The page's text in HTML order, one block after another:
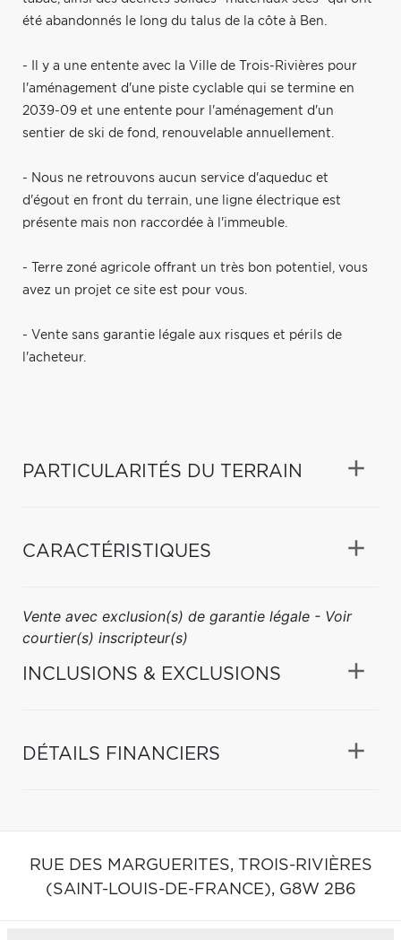
été abandonnés le long du talus de la côte à Ben.
- Il y a une entente avec la Ville de Trois-Rivières pour
l'aménagement d'une piste cyclable qui se termine en
2039-09 et une entente pour l'aménagement d'un
sentier de ski de fond, renouvelable annuellement.
- Nous ne retrouvons aucun service d'aqueduc et
d'égout en front du terrain, une ligne électrique est
présente mais non raccordée à l'immeuble.
- Terre zoné agricole offrant un très bon potentiel, vous
avez un projet ce site est pour vous.
- Vente sans garantie légale aux risques et périls de
l'acheteur.
PARTICULARITÉS DU TERRAIN
CARACTÉRISTIQUES
Vente avec exclusion(s) de garantie légale - Voir
courtier(s) inscripteur(s)
INCLUSIONS & EXCLUSIONS
DÉTAILS FINANCIERS
RUE DES MARGUERITES, TROIS-RIVIÈRES
(SAINT-LOUIS-DE-FRANCE), G8W 2B6